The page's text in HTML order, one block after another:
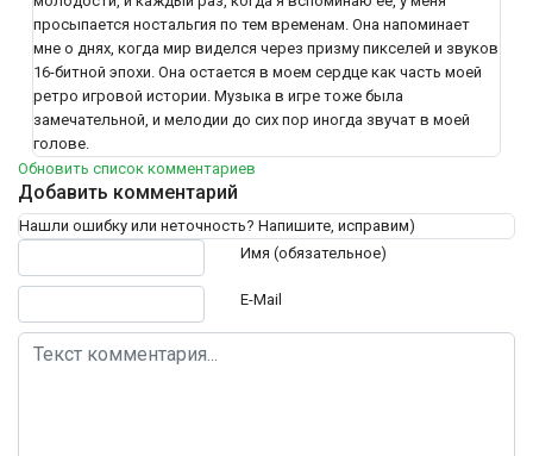
просыпается ностальгия по тем временам. Она напоминает
мне о днях, когда мир виделся через призму пикселей и звуков
16-битной эпохи. Она остается в моем сердце как часть моей
ретро игровой истории. Музыка в игре тоже была
замечательной, и мелодии до сих пор иногда звучат в моей
голове.
Обновить список комментариев
Добавить комментарий
Нашли ошибку или неточность? Напишите, исправим)
Имя (обязательное)
E-Mail